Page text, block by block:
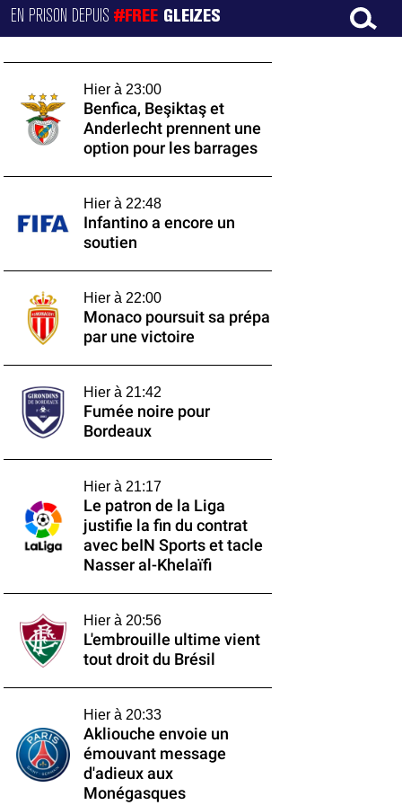
EN PRISON DEPUIS#FREE GLEIZES
Hier à 23:00
Benfica, Beşiktaş et
Anderlecht prennent une
option pour les barrages
Hier à 22:48
Infantino a encore un
soutien
Hier à 22:00
Monaco poursuit sa prépa
par une victoire
Hier à 21:42
Fumée noire pour
Bordeaux
Hier à 21:17
Le patron de la Liga
justifie la fin du contrat
avec beIN Sports et tacle
Nasser al-Khelaïfi
Hier à 20:56
L'embrouille ultime vient
tout droit du Brésil
Hier à 20:33
Akliouche envoie un
émouvant message
d'adieux aux
Monégasques